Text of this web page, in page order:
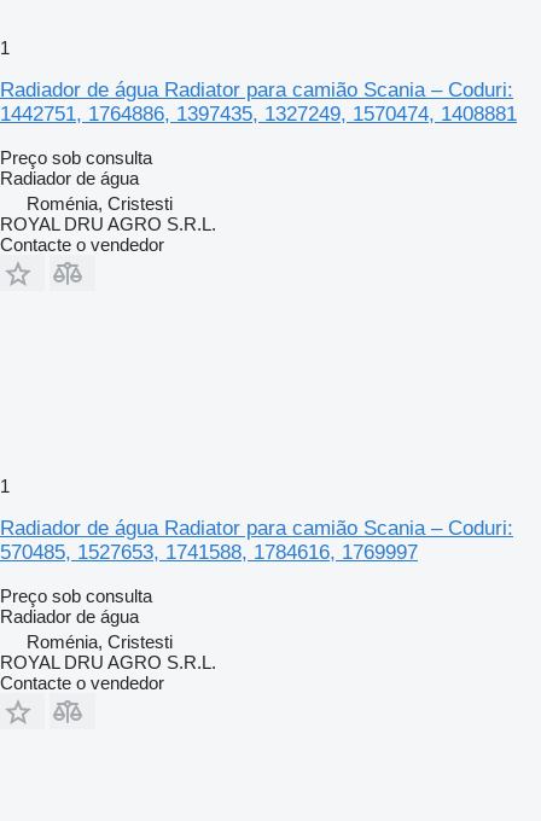
1
Radiador de água Radiator para camião Scania – Coduri:
1442751, 1764886, 1397435, 1327249, 1570474, 1408881
Preço sob consulta
Radiador de água
Roménia, Cristesti
ROYAL DRU AGRO S.R.L.
Contacte o vendedor
1
Radiador de água Radiator para camião Scania – Coduri:
570485, 1527653, 1741588, 1784616, 1769997
Preço sob consulta
Radiador de água
Roménia, Cristesti
ROYAL DRU AGRO S.R.L.
Contacte o vendedor